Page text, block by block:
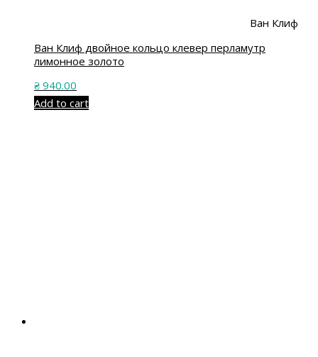
Ван Клиф
Ван Клиф двойное кольцо клевер перламутр
лимонное золото
₴ 940.00
Add to cart